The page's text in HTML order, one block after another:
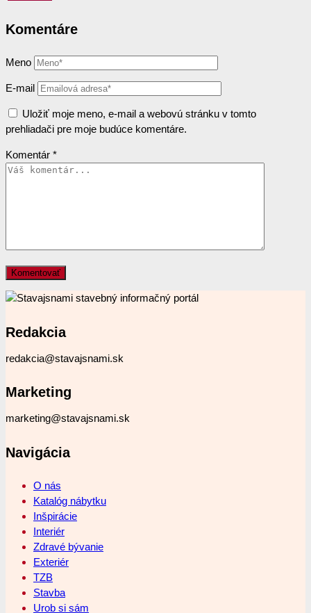
Komentáre
Meno
E-mail
Uložiť moje meno, e-mail a webovú stránku v tomto
prehliadači pre moje budúce komentáre.
Komentár *
Redakcia
redakcia@stavajsnami.sk
Marketing
marketing@stavajsnami.sk
Navigácia
O nás
Katalóg nábytku
Inšpirácie
Interiér
Zdravé bývanie
Exteriér
TZB
Stavba
Urob si sám